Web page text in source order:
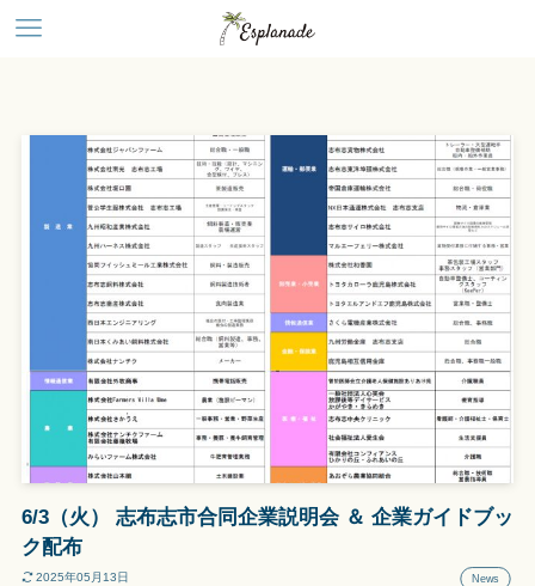
6/3（火） 志布志市合同企業説明会 ＆ 企業ガイドブッ
ク配布
2025年05月13日 News